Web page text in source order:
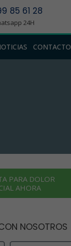
85 61 28
24H
CONTACTO
PARA DOLOR
AHORA
NOSOTROS